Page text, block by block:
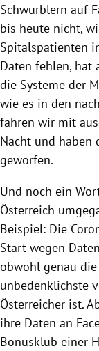
Schwurblern auf
bis heute nicht,
Spitalspatienten
Daten fehlen, hat
die Systeme der
wie es in den
fahren wir mit
Nacht und haben
geworfen.
Und noch ein
Österreich
Beispiel: Die
Start wegen
obwohl genau
unbedenklichste
Österreicher ist.
ihre Daten an
Bonusklub einer